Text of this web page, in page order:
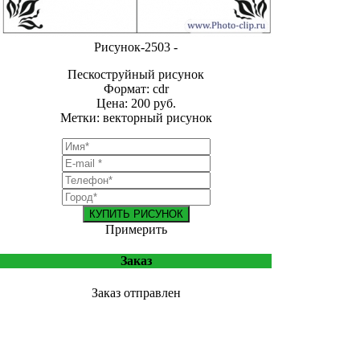
Рисунок-2503 -
Пескоструйный рисунок
Формат: cdr
Цена: 200 руб.
Метки: векторный рисунок
КУПИТЬ РИСУНОК
Примерить
Заказ
Заказ отправлен